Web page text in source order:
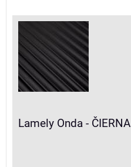
Lamely Onda - ČIERNA